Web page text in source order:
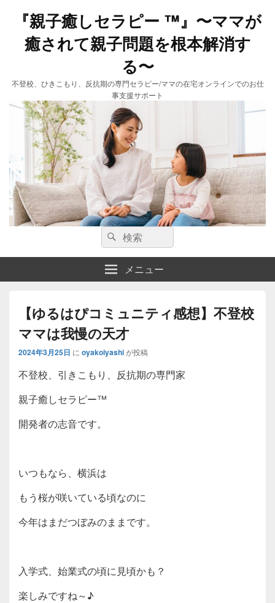
『親子癒しセラピー ™️』〜ママが
癒されて親子問題を根本解消す
る〜
不登校、ひきこもり、反抗期の専門セラピー/ママの在宅オンラインでのお仕
事支援サポート
検
索:
検
索
メニュー
【ゆるはぴコミュニティ感想】不登校
ママは我慢の天才
2024年3月25日 に oyakoiyashiが投稿
不登校、引きこもり、反抗期の専門家
親子癒しセラピー™️
開発者の志音です。
いつもなら、横浜は
もう桜が咲いている頃なのに
今年はまだつぼみのままです。
入学式、始業式の頃に見頃かも？
楽しみですね～♪